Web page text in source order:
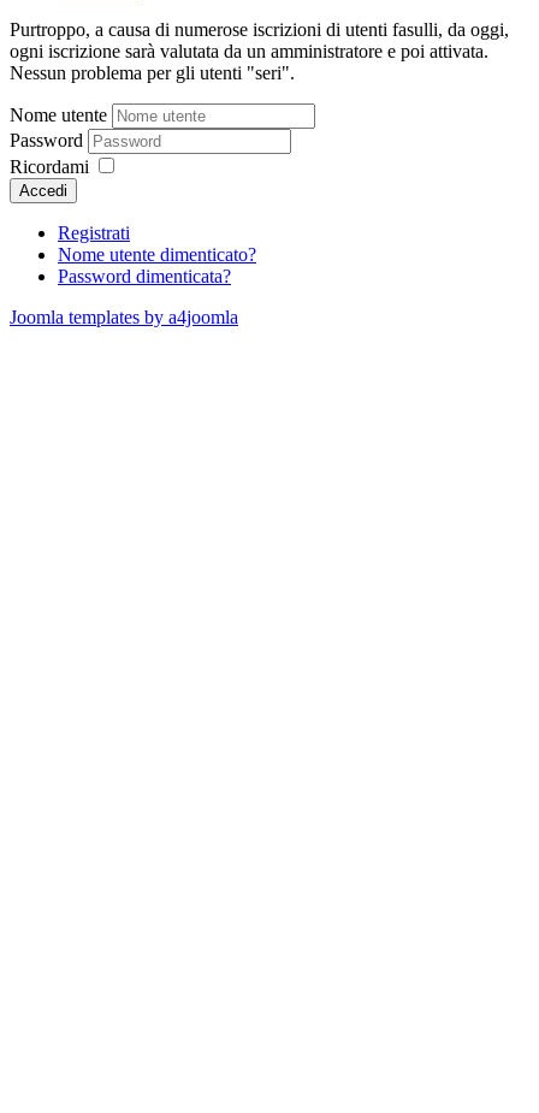
Purtroppo, a causa di numerose iscrizioni di utenti fasulli, da oggi,
ogni iscrizione sarà valutata da un amministratore e poi attivata.
Nessun problema per gli utenti "seri".
Nome utente
Password
Ricordami
Accedi
Registrati
Nome utente dimenticato?
Password dimenticata?
Joomla templates by a4joomla